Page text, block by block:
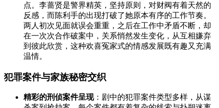
点。李蔷贤是警界精英，坚持原则，对财阀有着天然的
反感，而陈利手的出现打破了她原本有序的工作节奏。
两人初次见面就误会重重，之后在工作中矛盾不断，却
在一次次合作破案中，关系悄然发生变化，从互相嫌弃
到彼此欣赏，这种欢喜冤家式的情感发展既有趣又充满
温情。
犯罪案件与家族秘密交织
精彩的刑侦案件呈现：剧中的犯罪案件类型多样，从谋